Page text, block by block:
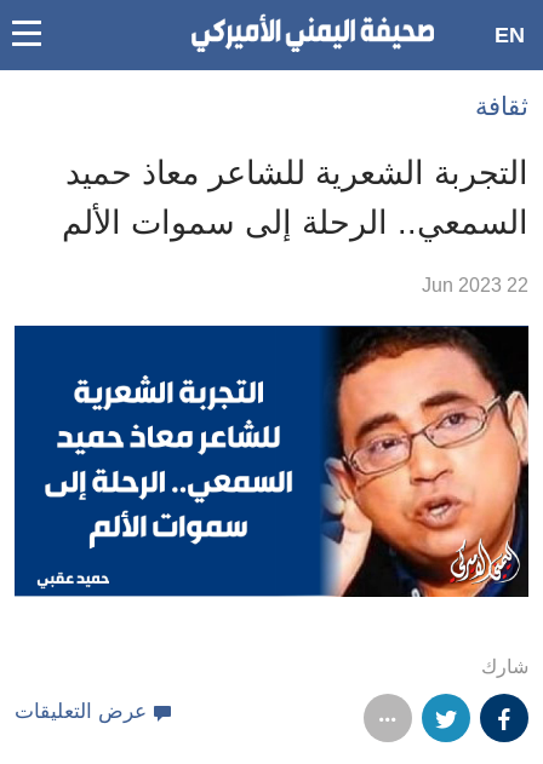
Accessibility
links
الرئيسي
الأقسام
Search
EN
ثقافة
التجربة الشعرية للشاعر ﻣﻌﺎﺫ حميد
ﺍﻟﺴﻤﻌﻲ.. الرحلة إلى سموات الألم
22 Jun 2023
شارك
عرض التعليقات